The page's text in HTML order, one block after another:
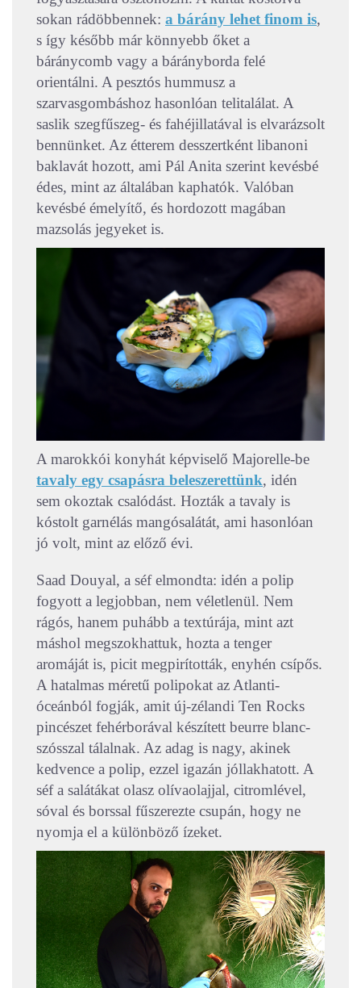
sokan rádöbbennek: a bárány lehet finom is,
s így később már könnyebb őket a
báránycomb vagy a bárányborda felé
orientálni. A pesztós hummusz a
szarvasgombáshoz hasonlóan telitalálat. A
saslik szegfűszeg- és fahéjillatával is elvarázsolt
bennünket. Az étterem desszertként libanoni
baklavát hozott, ami Pál Anita szerint kevésbé
édes, mint az általában kaphatók. Valóban
kevésbé émelyítő, és hordozott magában
mazsolás jegyeket is.
A marokkói konyhát képviselő Majorelle-be
tavaly egy csapásra beleszerettünk, idén
sem okoztak csalódást. Hozták a tavaly is
kóstolt garnélás mangósalátát, ami hasonlóan
jó volt, mint az előző évi.
Saad Douyal, a séf elmondta: idén a polip
fogyott a legjobban, nem véletlenül. Nem
rágós, hanem puhább a textúrája, mint azt
máshol megszokhattuk, hozta a tenger
aromáját is, picit megpirították, enyhén csípős.
A hatalmas méretű polipokat az Atlanti-
óceánból fogják, amit új-zélandi Ten Rocks
pincészet fehérborával készített beurre blanc-
szósszal tálalnak. Az adag is nagy, akinek
kedvence a polip, ezzel igazán jóllakhatott. A
séf a salátákat olasz olívaolajjal, citromlével,
sóval és borssal fűszerezte csupán, hogy ne
nyomja el a különböző ízeket.